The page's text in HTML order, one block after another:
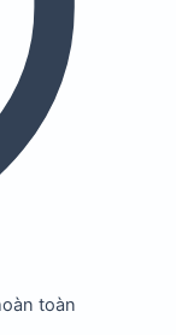
toàn